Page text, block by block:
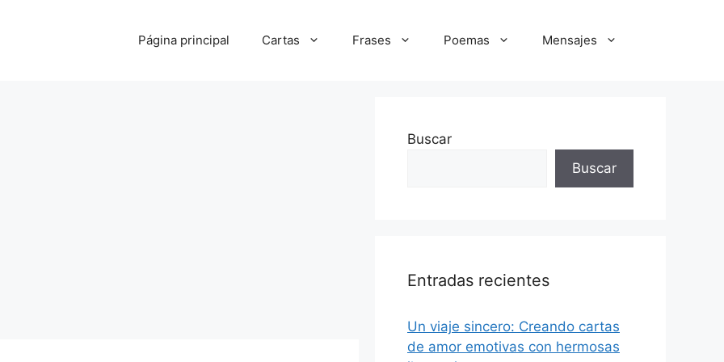
Página principal Cartas Frases Poemas Mensajes
Buscar
Buscar
Entradas recientes
Un viaje sincero: Creando cartas
de amor emotivas con hermosas